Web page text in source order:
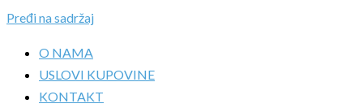
Pređi na sadržaj
O NAMA
USLOVI KUPOVINE
KONTAKT